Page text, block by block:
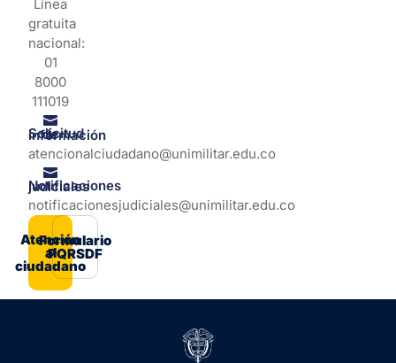
Línea
gratuita
nacional:
01
8000
111019
Solicitud de información
atencionalciudadano@unimilitar.edu.co
Notificaciones judiciales
notificacionesjudiciales@unimilitar.edu.co
Atención
al
ciudadano
Formulario
PQRSDF